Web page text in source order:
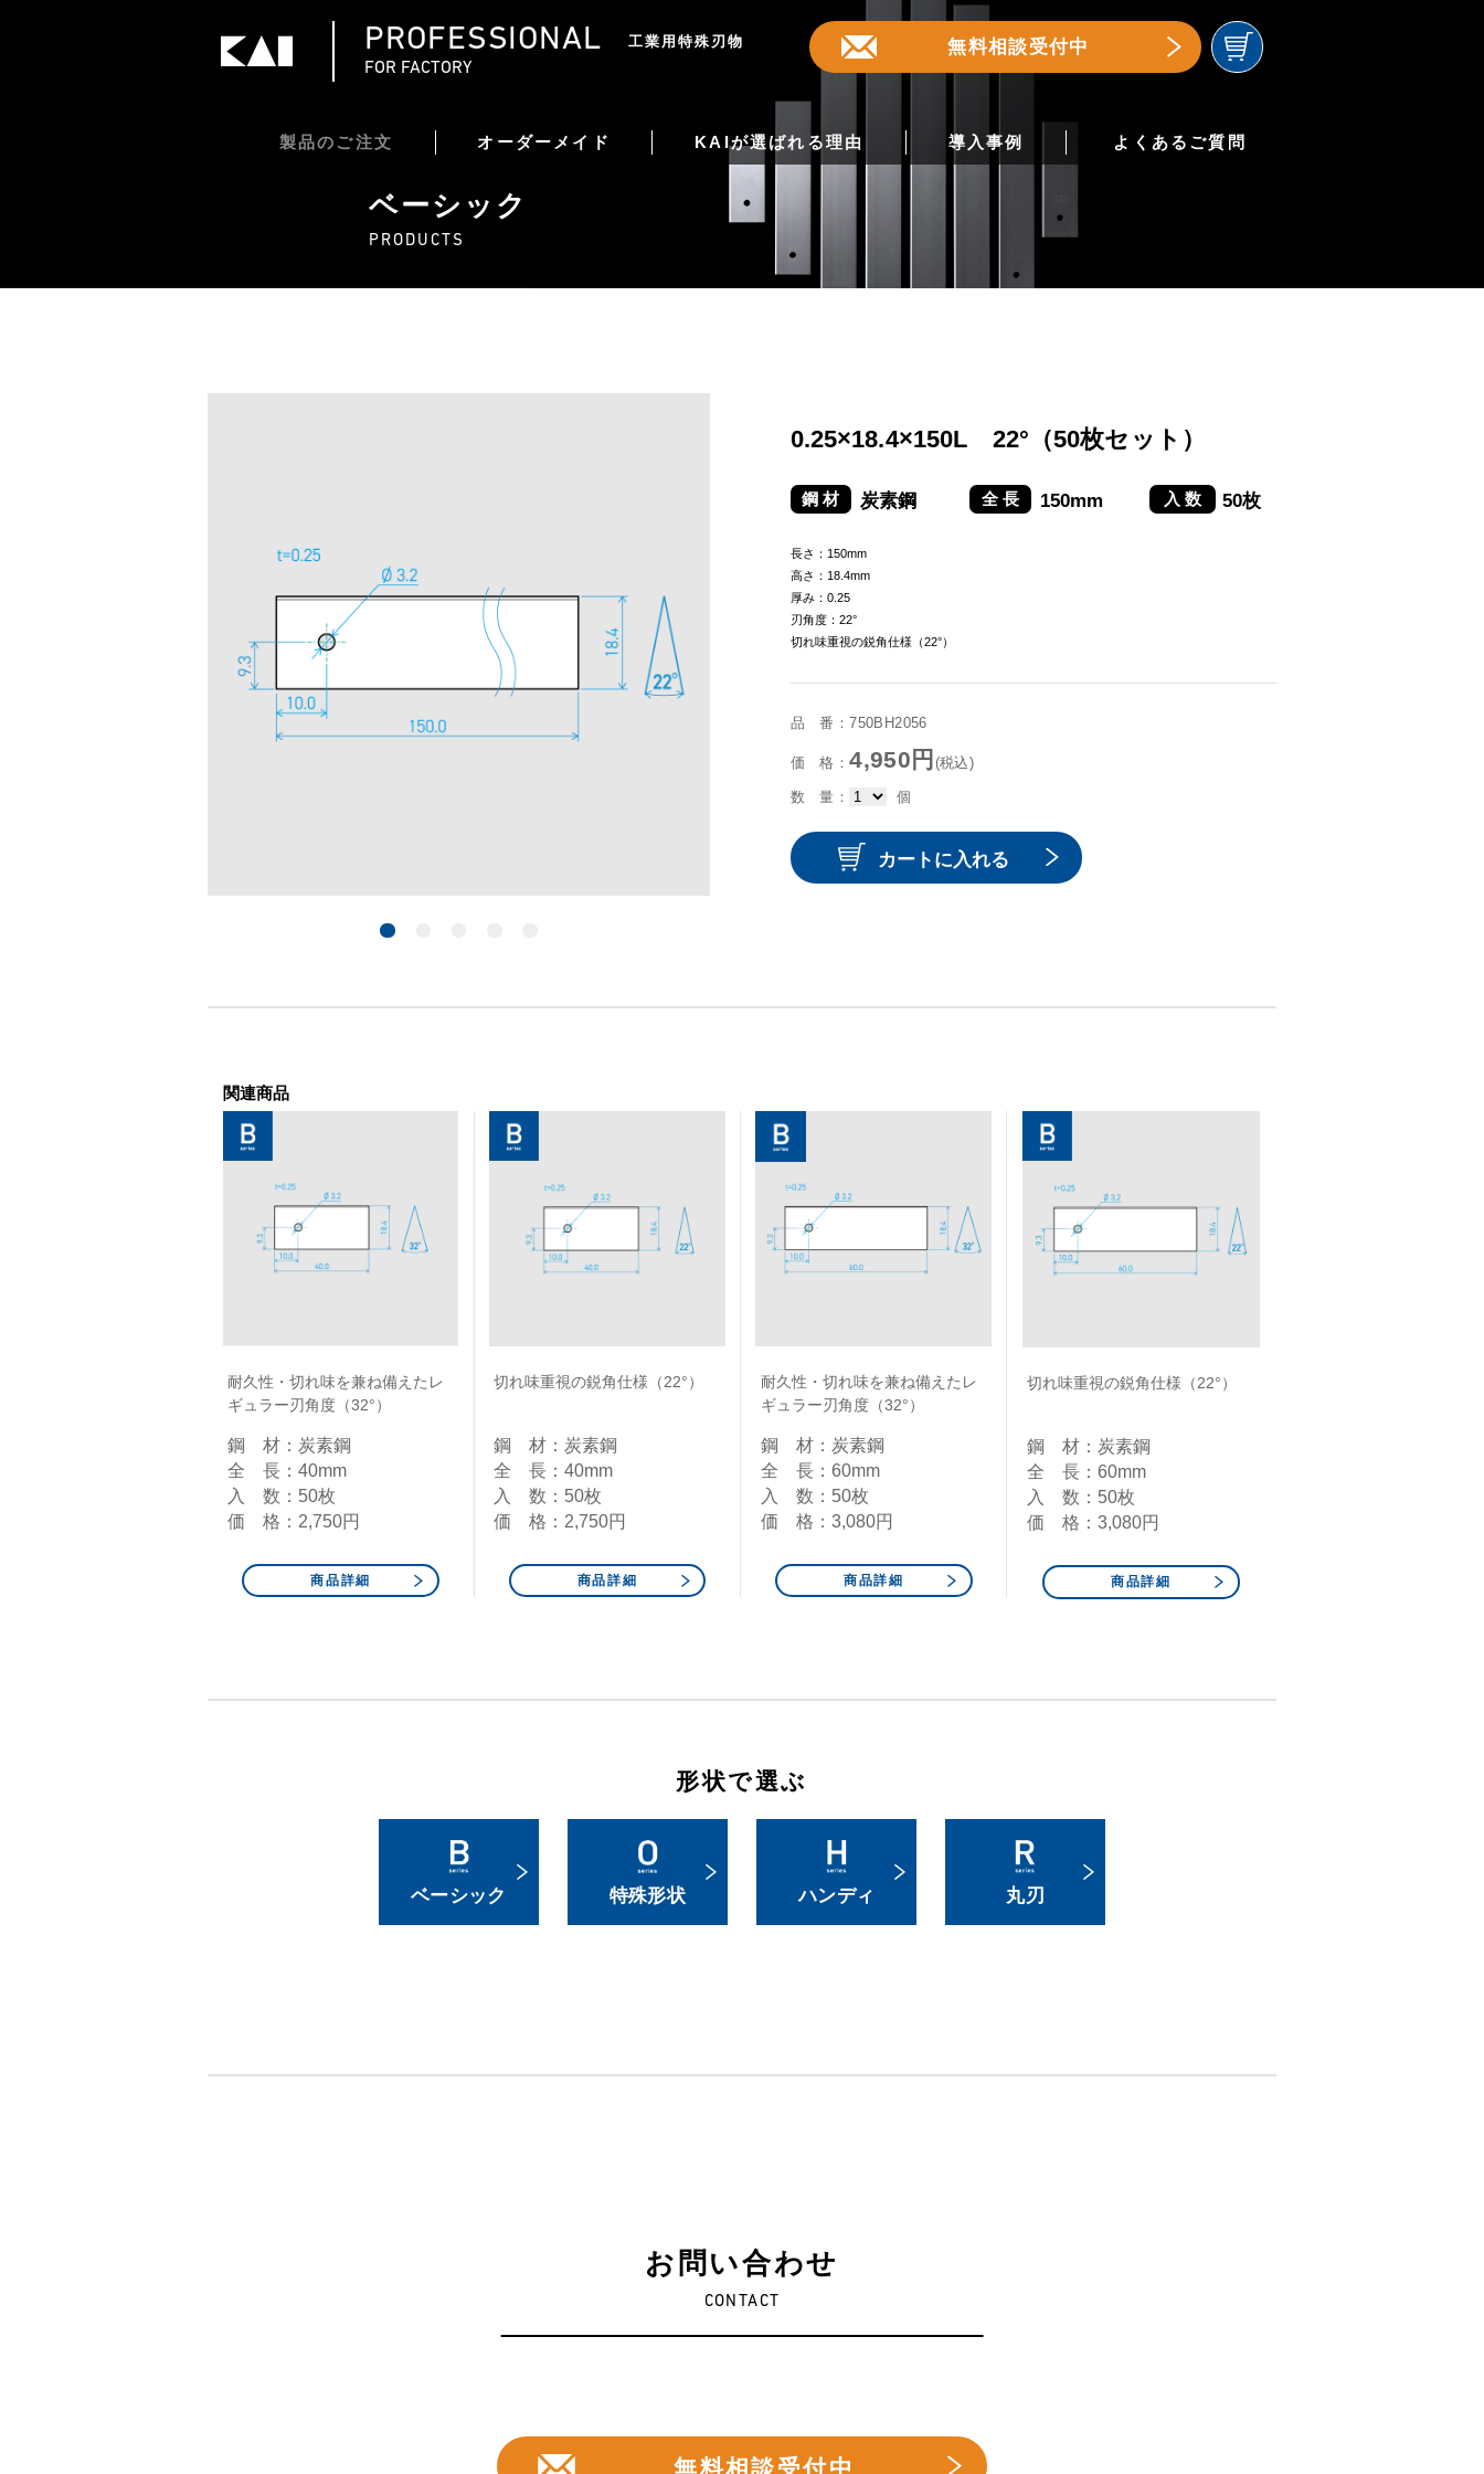
PROFESSIONAL
FOR FACTORY
工業用特殊刃物
製品のご注文 オーダーメイド KAIが選ばれる理由 導入事例 よくあるご質問
無料相談受付中
ベーシック
PRODUCTS
0.25×18.4×150L 22°（50枚セット）
炭素鋼 150mm 50枚
長さ：150mm
高さ：18.4mm
厚み：0.25
刃角度：22°
切れ味重視の鋭角仕様（22°）
品 番：750BH2056
価 格：4,950円 (税込)
数 量： 個
カートに入れる
関連商品
耐久性・切れ味を兼ね備えたレ
ギュラー刃角度（32°）
鋼 材：炭素鋼​
全 長：40mm​
入 数：50枚
価 格：2,750円
商品詳細
切れ味重視の鋭角仕様（22°）
鋼 材：炭素鋼​
全 長：40mm​
入 数：50枚
価 格：2,750円
商品詳細
耐久性・切れ味を兼ね備えたレ
ギュラー刃角度（32°）
鋼 材：炭素鋼​
全 長：60mm​
入 数：50枚
価 格：3,080円
商品詳細
切れ味重視の鋭角仕様（22°）
鋼 材：炭素鋼​
全 長：60mm​
入 数：50枚
価 格：3,080円
商品詳細
形状で選ぶ
ベーシック 特殊形状 ハンディ 丸刃
お問い合わせ
CONTACT
無料相談受付中